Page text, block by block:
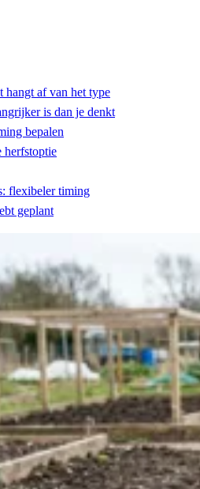
hangt af van het type
is dan je denkt
bepalen
herfstoptie
flexibeler timing
geplant